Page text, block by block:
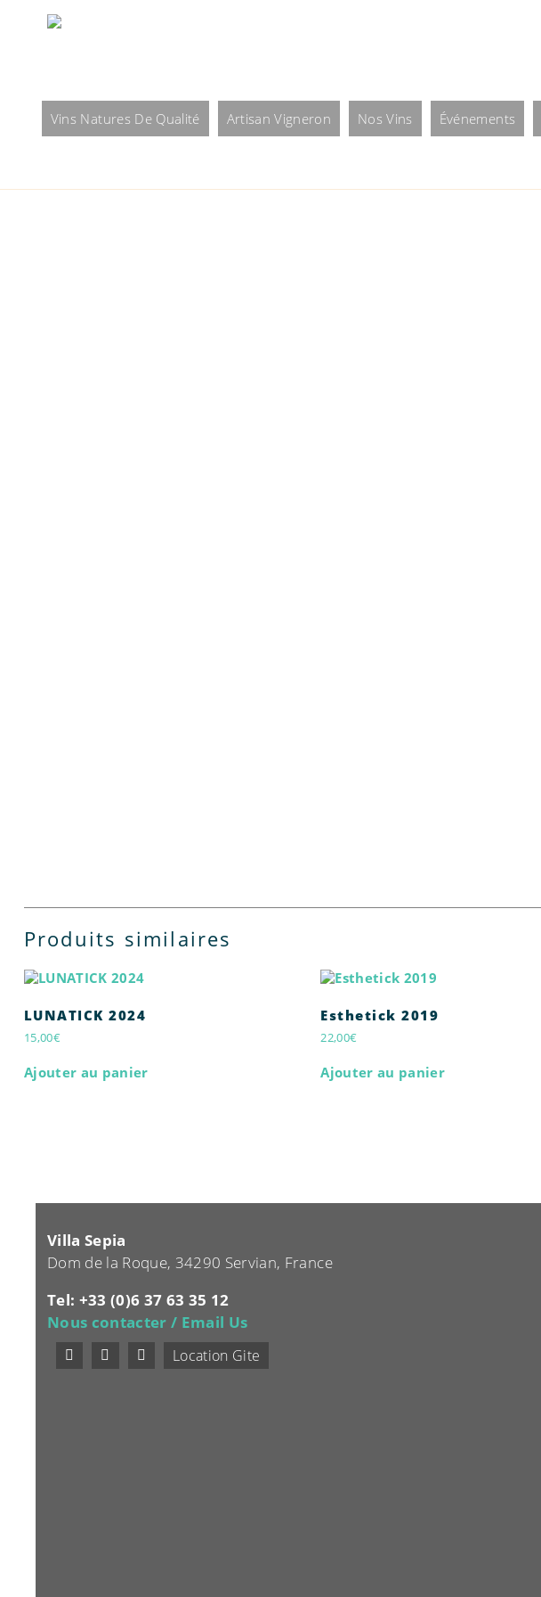
Vins Natures De Qualité Artisan Vigneron Nos Vins Événements
Produits similaires
LUNATICK 2024
15,00€
Ajouter au panier
Esthetick 2019
22,00€
Ajouter au panier
Villa Sepia
Dom de la Roque, 34290 Servian, France
Tel: +33 (0)6 37 63 35 12
Nous contacter / Email Us
Location Gite